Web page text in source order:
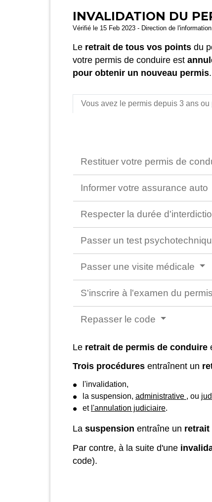
INVALIDATION DU
Vérifié le 15 Feb 2023 - Direction de
Le retrait de tous vos points du
votre permis de conduire est
pour obtenir un nouveau permis.
Vous avez le permis depuis 3 ans ou
Restituer votre permis de
Informer votre assurance auto
Respecter la durée
Passer un test
Passer une visite médicale
S'inscrire à l'examen du
Repasser le code
Le retrait de permis de conduire
Trois procédures entraînent un
l'invalidation,
la suspension, administrative , ou
et l'annulation judiciaire.
La suspension entraîne un retrait
Par contre, à la suite d'une
code).